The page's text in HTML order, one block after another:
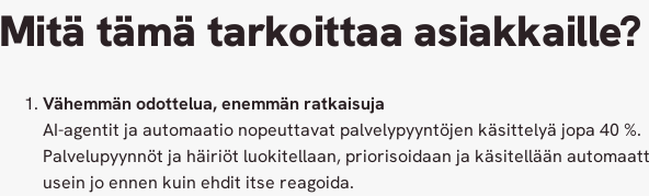
Mitä tämä tarkoittaa asiakkaille?
Vähemmän odottelua, enemmän ratkaisuja
AI-agentit ja automaatio nopeuttavat palvelypyyntöjen käsittelyä jopa 40 %.
Palvelupyynnöt ja häiriöt luokitellaan, priorisoidaan ja käsitellään
usein jo ennen kuin ehdit itse reagoida.